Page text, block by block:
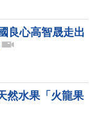
良心高智晟走出
然水果「火龍果